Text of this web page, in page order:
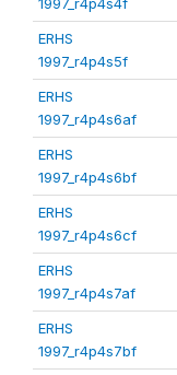
ERHS
1997_r4p4s5f
ERHS
1997_r4p4s6af
ERHS
1997_r4p4s6bf
ERHS
1997_r4p4s6cf
ERHS
1997_r4p4s7af
ERHS
1997_r4p4s7bf